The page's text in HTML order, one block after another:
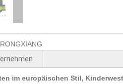
RONGXIANG
im europäischen Stil,